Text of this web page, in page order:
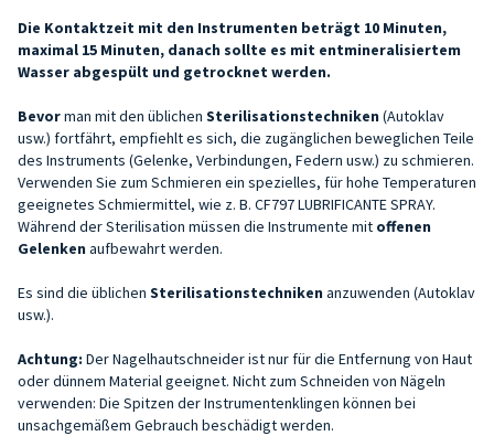
Die Kontaktzeit mit den Instrumenten beträgt 10 Minuten,
maximal 15 Minuten, danach sollte es mit entmineralisiertem
Wasser abgespült und getrocknet werden.
Bevorman mit den üblichen Sterilisationstechniken (Autoklav
usw.) fortfährt, empfiehlt es sich, die zugänglichen beweglichen Teile
des Instruments (Gelenke, Verbindungen, Federn usw.) zu schmieren.
Verwenden Sie zum Schmieren ein spezielles, für hohe Temperaturen
geeignetes Schmiermittel, wie z. B. CF797 LUBRIFICANTE SPRAY.
Während der Sterilisation müssen die Instrumente mit offenen
Gelenken aufbewahrt werden.
Es sind die üblichen Sterilisationstechniken anzuwenden (Autoklav
usw.).
Achtung: Der Nagelhautschneider ist nur für die Entfernung von Haut
oder dünnem Material geeignet. Nicht zum Schneiden von Nägeln
verwenden: Die Spitzen der Instrumentenklingen können bei
unsachgemäßem Gebrauch beschädigt werden.